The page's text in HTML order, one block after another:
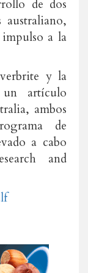
de dos
australiano,
a la
y la
artículo
ambos
de
a cabo
and